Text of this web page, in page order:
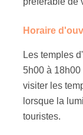
Horaire
Les temples
5h00 à
visiter les
lorsque la
touristes.